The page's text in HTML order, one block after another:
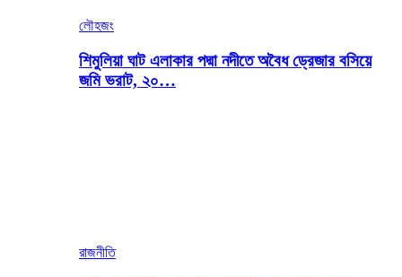
লৌহজং
শিমুলিয়া ঘাট এলাকার পদ্মা নদীতে অবৈধ ড্রেজার বসিয়ে
জমি ভরাট, ২০…
রাজনীতি